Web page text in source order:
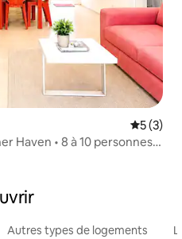
Note
5 (3)
Haven • 8 à 10 personnes
Autres types de logements